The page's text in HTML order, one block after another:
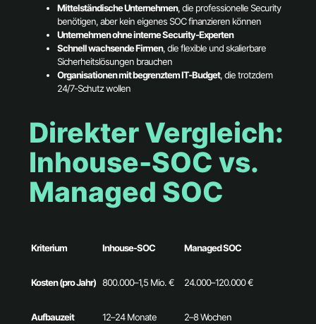
Mittelständische Unternehmen, die professionelle Security
benötigen, aber kein eigenes SOC finanzieren können
Unternehmen ohne interne Security-Experten
Schnell wachsende Firmen, die flexible und skalierbare
Sicherheitslösungen brauchen
Organisationen mit begrenztem IT-Budget, die trotzdem
24/7-Schutz wollen
Direkter Vergleich:
Inhouse-SOC vs.
Managed SOC
Kriterium Inhouse-SOC Managed SOC
Kosten (pro Jahr) 800.000–1,5 Mio. € 24.000–120.000 €
Aufbauzeit 12–24 Monate 2–8 Wochen